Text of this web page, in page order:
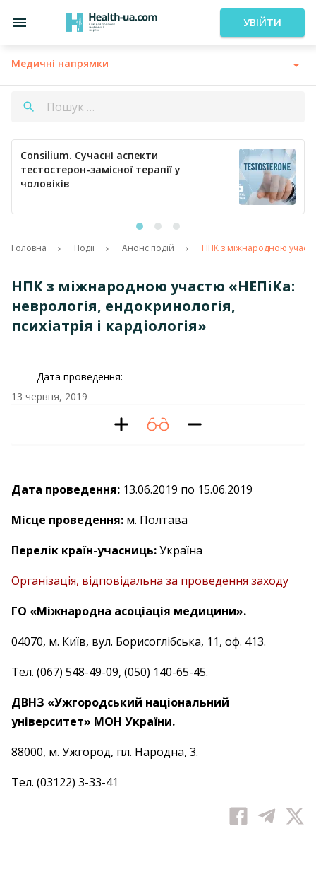
УВІЙТИ
Медичні напрямки
Consilium. Сучасні аспекти
тестостерон-замісної терапії у
чоловіків
Головна Події Анонс подій НПК з міжнародною участю
НПК з міжнародною участю «НЕПіКа:
неврологія, ендокринологія,
психіатрія і кардіологія»
Дата проведення:
13 червня, 2019
Дата проведення: 13.06.2019 по 15.06.2019
Місце проведення: м. Полтава
Перелік країн-учасниць:Україна
Організація, відповідальна за проведення заходу
ГО «Міжнародна асоціація медицини».
04070, м. Київ, вул. Борисоглібська, 11, оф. 413.
Тел. (067) 548-49-09, (050) 140-65-45.
ДВНЗ «Ужгородський національний
університет» МОН України.
88000, м. Ужгород, пл. Народна, 3.
Тел. (03122) 3-33-41